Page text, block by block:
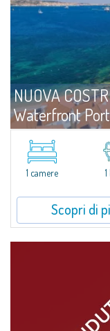
NUOVA
Waterfront
Palau
Una suite compatta e
piano terra, a tre metri
una soluzione ideale per
1 camere
Scopri di